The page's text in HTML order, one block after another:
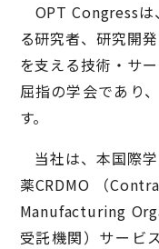
OPT Congressは
る研究者、研究開
を支える技術・サ
屈指の学会であり
す。
当社は、本国際
薬CRDMO （
Manufacturing
受託機関）サービ